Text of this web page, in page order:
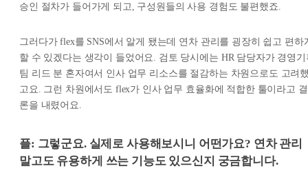
승인 절차가 들어가게 되고, 구성원들의 사용 경험도 불편했죠.
그러다가 flex를 SNS에서 알게 됐는데 연차 관리를 굉장히 쉽고 편하
할 수 있겠다는 생각이 들었어요. 검토 당시에는 HR 담당자가 경영기
팀 리드 분 혼자여서 인사 업무 리소스를 절감하는 차원으로도 고려
고요. 그런 차원에서도 flex가 인사 업무 효율화에 적합한 툴이라고 결
론을 내렸어요.
플: 그렇군요. 실제로 사용해보시니 어떤가요? 연차 관리
말고도 유용하게 쓰는 기능도 있으신지 궁금합니다.